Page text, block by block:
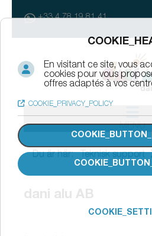
+33 4 78 19 81 41
MENU
Du är här: Teknisk support
dani alu AB